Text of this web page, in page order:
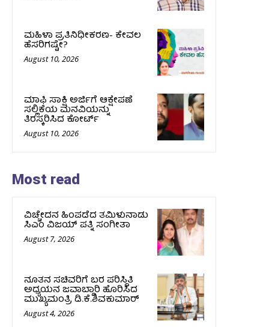
ಮಹಿಳಾ ಪ್ರತಿನಿಧೀಕರಣ- ಕೇವಲ
ಹೆಸರಿಗಷ್ಟೇ?
August 10, 2026
ಮಾಫಿ ಸಾಕ್ಷಿ ಅರ್ಜಿಗೆ ಆಕ್ಷೇಪಣೆ
ಸಲ್ಲಿಕೆಯ ಮನವಿಯನ್ನು
ತಿರಸ್ಕರಿಸಿದ ಕೋರ್ಟ್‌
August 10, 2026
Most read
ವಿಚ್ಚೇದನ ಹಿಂಪಡೆದ ತಮಿಳುನಾಡು
ಸಿಎಂ ವಿಜಯ್‌ ಪತ್ನಿ ಸಂಗೀತಾ
August 7, 2026
ನೂತನ ಸಚಿವರಿಗೆ ಬರ ಪರಿಸ್ಥಿತಿ
ಅಧ್ಯಯನ ಜವಾಬ್ದಾರಿ ಹೊರಿಸಿದ
ಮುಖ್ಯಮಂತ್ರಿ ಡಿ.ಕೆ.ಶಿವಕುಮಾರ್
August 4, 2026